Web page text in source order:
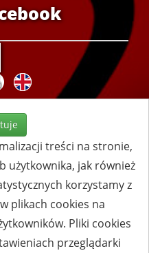
treści na stronie,
użytkownika, jak również
korzystamy z
plikach cookies na
Pliki cookies
przeglądarki